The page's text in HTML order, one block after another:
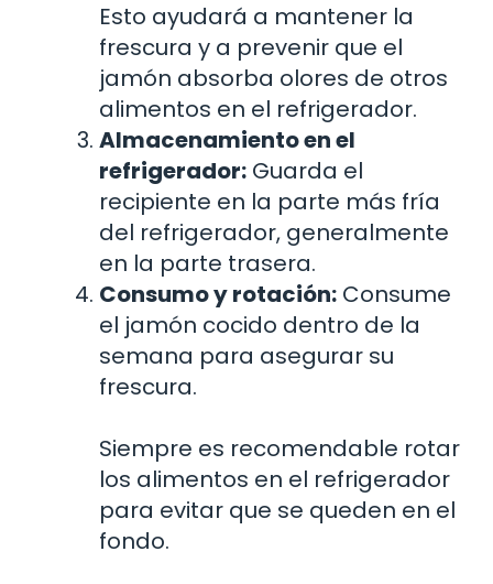
Esto ayudará a mantener la
frescura y a prevenir que el
jamón absorba olores de otros
alimentos en el refrigerador.
Almacenamiento en el
refrigerador: Guarda el
recipiente en la parte más fría
del refrigerador, generalmente
en la parte trasera.
Consumo y rotación: Consume
el jamón cocido dentro de la
semana para asegurar su
frescura.
Siempre es recomendable rotar
los alimentos en el refrigerador
para evitar que se queden en el
fondo.